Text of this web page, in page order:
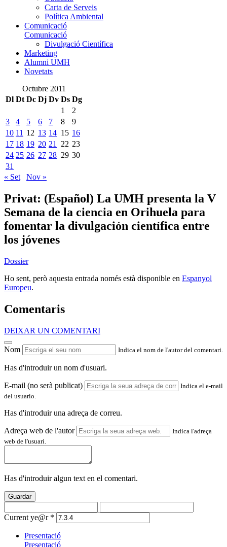
Carta de Serveis
Política Ambiental
Comunicació
Comunicació
Divulgació Científica
Marketing
Alumni UMH
Novetats
Octubre 2011
Dl Dt Dc Dj Dv Ds Dg
1
2
3
4 5 6 7 8
9
10 11 12 13 14 15 16
17 18 19 20 21 22 23
24 25 26 27 28 29 30
31
« Set
Nov »
Privat: (Español) La UMH presenta la V
Semana de la ciencia en Orihuela para
fomentar la divulgación científica entre
los jóvenes
Dossier
Ho sent, però aquesta entrada només està disponible en Espanyol
Europeu.
Comentaris
DEIXAR UN COMENTARI
Nom Indica el nom de l'autor del comentari.
Has d'introduir un nom d'usuari.
E-mail (no serà publicat)
Indica el e-mail
del usuario.
Has d'introduir una adreça de correu.
Adreça web de l'autor
Indica l'adreça
web de l'usuari.
Has d'introduir algun text en el comentari.
Guardar
Current ye@r *
Presentació
Presentació